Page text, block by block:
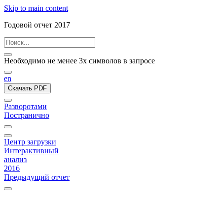
Skip to main content
Годовой отчет 2017
Необходимо не менее 3х символов в запросе
en
Скачать PDF
Разворотами
Постранично
Центр загрузки
Интерактивный
анализ
2016
Предыдущий отчет